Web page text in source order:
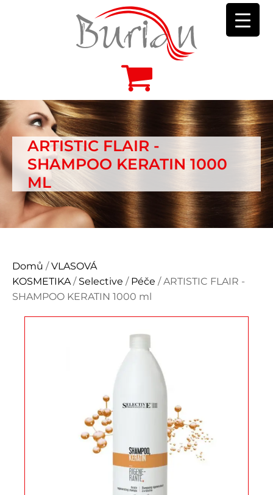
ARTISTIC FLAIR -
SHAMPOO KERATIN 1000
ML
Domů /VLASOVÁ
KOSMETIKA / Selective / Péče / ARTISTIC FLAIR -
SHAMPOO KERATIN 1000 ml